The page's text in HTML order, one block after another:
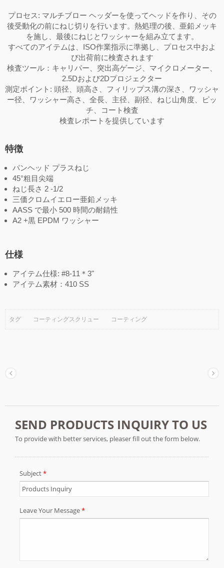
プロセス: マルチブロー ヘッダーを使ってヘッドを作り、その
後受動化の前にねじ切りを行います。熱処理の後、亜鉛メッキ
を施し、最後にねじとワッシャーを組み立てます。
すべてのアイテムは、ISO作業指示に準拠し、プロセス中およ
び出荷前に検査されます
検査ツール：キャリパー、突出高ゲージ、マイクロメーター、
2.5Dおよび2Dプロジェクター
測定ポイント: 頭径、頭高さ、フィリップス溝の深さ、ワッシャ
ー径、ワッシャー高さ、全長、主径、副径、ねじ山角度、ピッ
チ、コート検査
検査レポートを提供しています
特徴
パンヘッド プラスねじ
45°粗目尖端
ねじ長さ 2 -1/2
三価クロムイエロー亜鉛メッキ
AASS で最小 500 時間の耐錆性
A2 +黒 EPDM ワッシャー
仕様
アイテム仕様: #8-11＊3"
アイテム素材：410 SS
タグ コーティングスクリュー コーティング